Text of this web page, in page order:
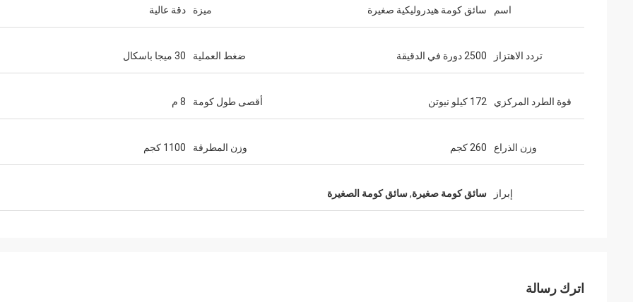
اسم سائق كومة هيدروليكية صغيرة ميزة دقة عالية
تردد الاهتزاز 2500 دورة في الدقيقة ضغط العملية 30 ميجا باسكال
قوة الطرد المركزي 172 كيلو نيوتن أقصى طول كومة 8 م
وزن الذراع 260 كجم وزن المطرقة 1100 كجم
إبراز سائق كومة صغيرة,سائق كومة الصغيرة
اترك رسالة